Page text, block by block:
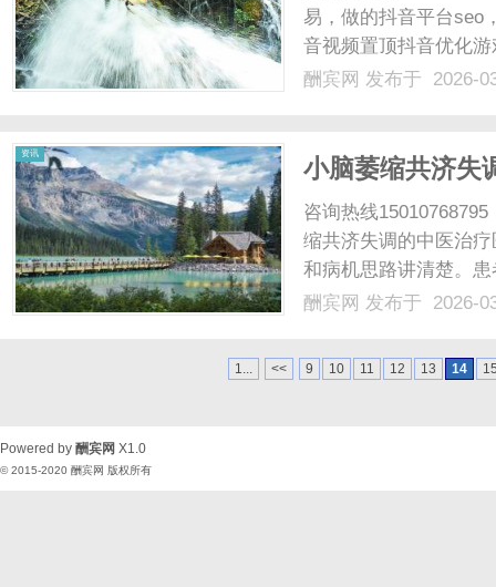
易，做的抖音平台seo
音视频置顶抖音优化
latestarticles游戏类抖
酬宾网 发布于 2026-
资讯
小脑萎缩共济失
录患者，被 “失
咨询热线
缩共济失调的中医治
和病机思路讲清楚。
41岁，但确诊小脑萎
情发展过程很典型，
酬宾网 发布于 2026-
1... << 9 10 11 12 13 14
Powered by 酬宾网 X1.0
© 2015-2020 酬宾网 版权所有